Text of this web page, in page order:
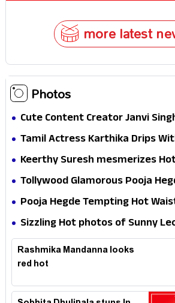
more latest
Photos
Cute Content Creator Janvi
Tamil Actress Karthika Drips
Keerthy Suresh mesmerizes
Tollywood Glamorous Pooja
Hotness
Pooja Hegde Tempting Hot
Expression in Black Saree
Sizzling Hot photos of Sunny
Rashmika Mandanna looks
red hot